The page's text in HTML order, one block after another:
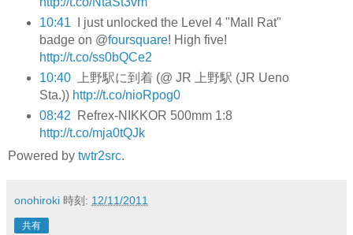
10:41
I just unlocked the Level 4 "Mall Rat"
badge on @foursquare! High five!
http://t.co/ss0bQCe2
10:40
上野駅に到着 (@ JR 上野駅 (JR Ueno
Sta.)) http://t.co/nioRpog0
08:42
Refrex-NIKKOR 500mm 1:8
http://t.co/mja0tQJk
Powered by twtr2src.
onohiroki 時刻: 12/11/2011
共有